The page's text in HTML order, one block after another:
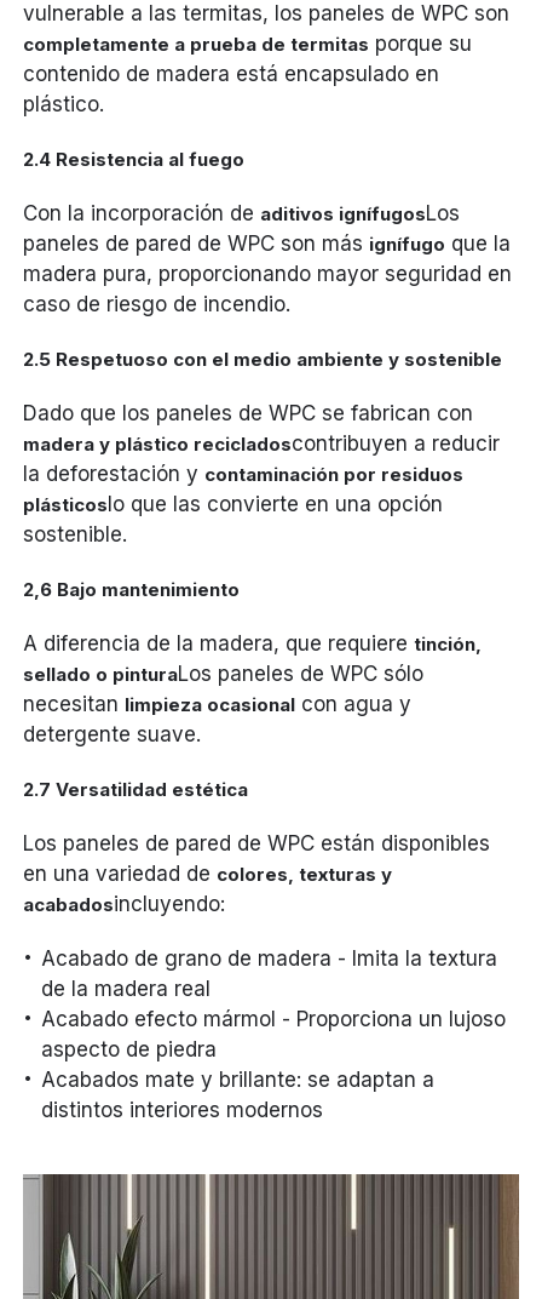
vulnerable a las termitas, los paneles de WPC son
completamente a prueba de termitas porque su
contenido de madera está encapsulado en
plástico.
2.4 Resistencia al fuego
Con la incorporación de aditivos ignífugosLos
paneles de pared de WPC son más ignífugo que la
madera pura, proporcionando mayor seguridad en
caso de riesgo de incendio.
2.5 Respetuoso con el medio ambiente y sostenible
Dado que los paneles de WPC se fabrican con
madera y plástico recicladoscontribuyen a reducir
la deforestación y contaminación por residuos
plásticos lo que las convierte en una opción
sostenible.
2,6 Bajo mantenimiento
A diferencia de la madera, que requieretinción,
sellado o pinturaLos paneles de WPC sólo
necesitan limpieza ocasional con agua y
detergente suave.
2.7 Versatilidad estética
Los paneles de pared de WPC están disponibles
en una variedad de colores, texturas y
acabadosincluyendo:
Acabado de grano de madera - Imita la textura
de la madera real
Acabado efecto mármol - Proporciona un lujoso
aspecto de piedra
Acabados mate y brillante: se adaptan a
distintos interiores modernos